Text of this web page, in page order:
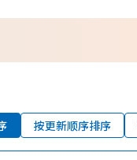
按更新顺序排序